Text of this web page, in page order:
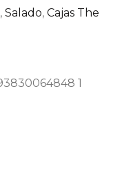
, Salado, Cajas The